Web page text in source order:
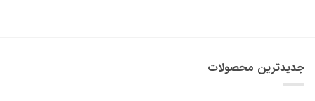
جدیدترین محصولات